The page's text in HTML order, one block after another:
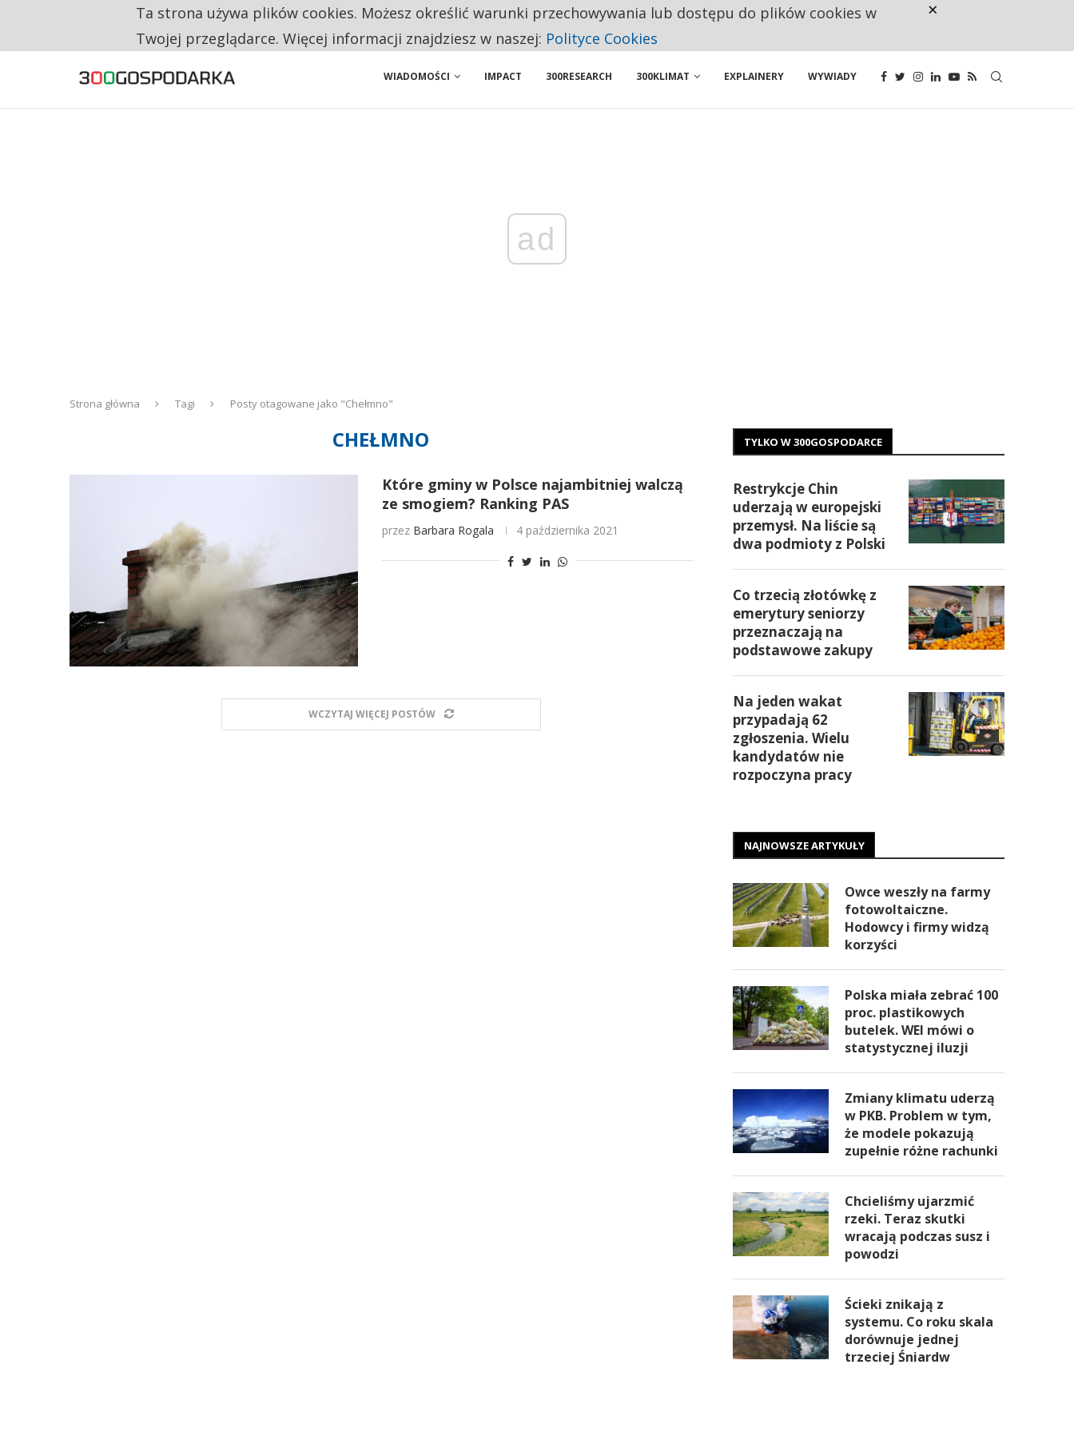
CO TRZECIĄ ZŁOTÓWKĘ Z EMERYTURY SENIORZY PRZEZNACZAJĄ NA PODSTAWOWE ZAKUPY
WIADOMOŚCI IMPACT 300RESEARCH 300KLIMAT EXPLAINERY WYWIADY
ad
Strona główna Tagi Posty otagowane jako "Chełmno"
CHEŁMNO
Które gminy w Polsce najambitniej walczą
ze smogiem? Ranking PAS
przez Barbara Rogala 4 października 2021
WCZYTAJ WIĘCEJ POSTÓW
TYLKO W 300GOSPODARCE
Restrykcje Chin
uderzają w europejski
przemysł. Na liście są
dwa podmioty z Polski
Co trzecią złotówkę z
emerytury seniorzy
przeznaczają na
podstawowe zakupy
Na jeden wakat
przypadają 62
zgłoszenia. Wielu
kandydatów nie
rozpoczyna pracy
NAJNOWSZE ARTYKUŁY
Owce weszły na farmy
fotowoltaiczne.
Hodowcy i firmy widzą
korzyści
Polska miała zebrać 100
proc. plastikowych
butelek. WEI mówi o
statystycznej iluzji
Zmiany klimatu uderzą
w PKB. Problem w tym,
że modele pokazują
zupełnie różne rachunki
Chcieliśmy ujarzmić
rzeki. Teraz skutki
wracają podczas susz i
powodzi
Ścieki znikają z
systemu. Co roku skala
dorównuje jednej
trzeciej Śniardw
Ta strona używa plików cookies. Możesz określić warunki przechowywania lub dostępu do plików cookies w
Twojej przeglądarce. Więcej informacji znajdziesz w naszej: Polityce Cookies
×